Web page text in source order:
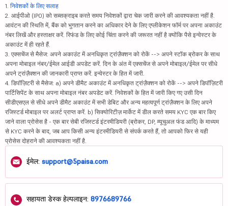
1. निवेशकों के लिए सलाह
2. आईपीओ (IPO) को सब्सक्राइब करते समय निवेशकों द्वारा चेक जारी करने की आवश्यकता नहीं है.
आवंटन की स्थिति में, बैंक को भुगतान करने का अधिकार देने के लिए एप्लीकेशन फॉर्म पर अपना अकाउंट
नंबर लिखें और हस्ताक्षर करें. रिफंड के लिए कोई चिंता करने की जरूरत नहीं है क्योंकि पैसे इन्वेस्टर के
अकाउंट में ही रहते हैं.
3. एक्सचेंज से मैसेज: अपने अकाउंट में अनधिकृत ट्रांज़ैक्शन को रोकें --> अपने स्टॉक ब्रोकर के साथ
अपना मोबाइल नंबर/ईमेल आईडी अपडेट करें. दिन के अंत में एक्सचेंज से अपने मोबाइल/ईमेल पर सीधे
अपने ट्रांज़ैक्शन की जानकारी प्राप्त करें. इन्वेस्टर के हित में जारी.
4. डिपॉज़िटरी से मैसेज: a) अपने डीमैट अकाउंट में अनधिकृत ट्रांज़ैक्शन को रोकें --> अपने डिपॉज़िटरी
पार्टिसिपेंट के साथ अपना मोबाइल नंबर अपडेट करें. निवेशकों के हित में जारी किए गए उसी दिन
सीडीएसएल से सीधे अपने डीमैट अकाउंट में सभी डेबिट और अन्य महत्वपूर्ण ट्रांज़ैक्शन के लिए अपने
रजिस्टर्ड मोबाइल पर अलर्ट प्राप्त करें. b) सिक्योरिटीज़ मार्केट में डील करते समय KYC एक बार किए
जाने वाला प्रोसेस है - एक बार सेबी रजिस्टर्ड इंटरमीडियरी (ब्रोकर, DP, म्यूचुअल फंड आदि) के माध्यम
से KYC करने के बाद, जब आप किसी अन्य इंटरमीडियरी से संपर्क करते हैं, तो आपको फिर से यही
प्रोसेस दोहराने की आवश्यकता नहीं है.
ईमेल: support@5paisa.com
सहायता डेस्क हेल्पलाइन: 8976689766